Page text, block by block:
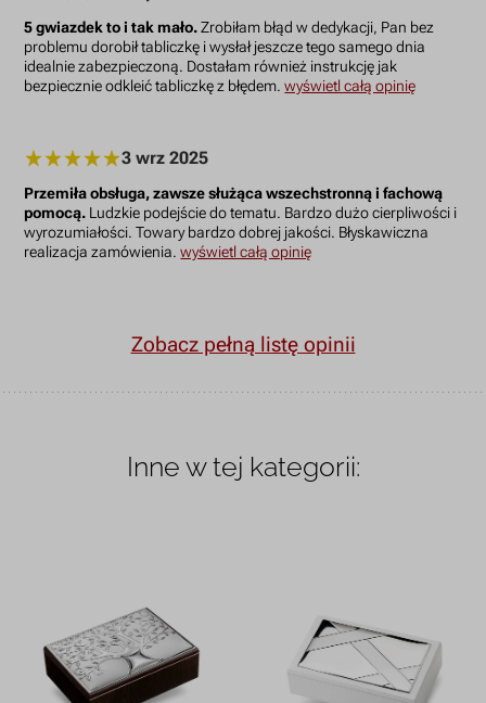
5 gwiazdek to i tak mało.Zrobiłam błąd w dedykacji, Pan bez
problemu dorobił tabliczkę i wysłał jeszcze tego samego dnia
idealnie zabezpieczoną. Dostałam również instrukcję jak
bezpiecznie odkleić tabliczkę z błędem.wyświetl całą opinię
3 wrz 2025
Przemiła obsługa, zawsze służąca wszechstronną i fachową
pomocą. Ludzkie podejście do tematu. Bardzo dużo cierpliwości i
wyrozumiałości. Towary bardzo dobrej jakości. Błyskawiczna
realizacja zamówienia.wyświetl całą opinię
Zobacz pełną listę opinii
Inne w tej kategorii: